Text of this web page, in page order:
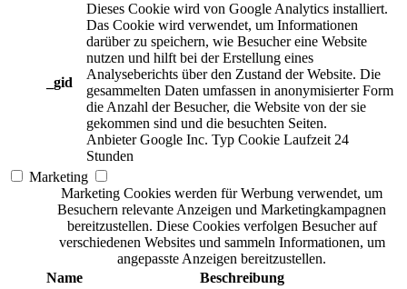
_gid
Dieses Cookie wird von Google Analytics installiert.
Das Cookie wird verwendet, um Informationen
darüber zu speichern, wie Besucher eine Website
nutzen und hilft bei der Erstellung eines
Analyseberichts über den Zustand der Website. Die
gesammelten Daten umfassen in anonymisierter Form
die Anzahl der Besucher, die Website von der sie
gekommen sind und die besuchten Seiten.
Anbieter Google Inc. Typ Cookie Laufzeit 24
Stunden
Marketing
Marketing Cookies werden für Werbung verwendet, um
Besuchern relevante Anzeigen und Marketingkampagnen
bereitzustellen. Diese Cookies verfolgen Besucher auf
verschiedenen Websites und sammeln Informationen, um
angepasste Anzeigen bereitzustellen.
Name
Beschreibung